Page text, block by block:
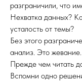
разграничили, что
Нехватка данных?
усталость от темы?
Без этого
анализ. Это жевание.
Прежде чем читать
Вспомни одно